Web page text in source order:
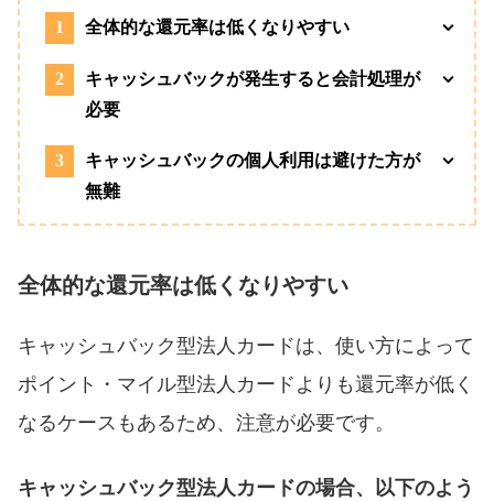
1 全体的な還元率は低くなりやすい
2
キャッシュバックが発生すると会計処理が
必要
3
キャッシュバックの個人利用は避けた方が
無難
全体的な還元率は低くなりやすい
キャッシュバック型法人カードは、使い方によって
ポイント・マイル型法人カードよりも還元率が低く
なるケースもあるため、注意が必要です。
キャッシュバック型法人カードの場合、以下のよう